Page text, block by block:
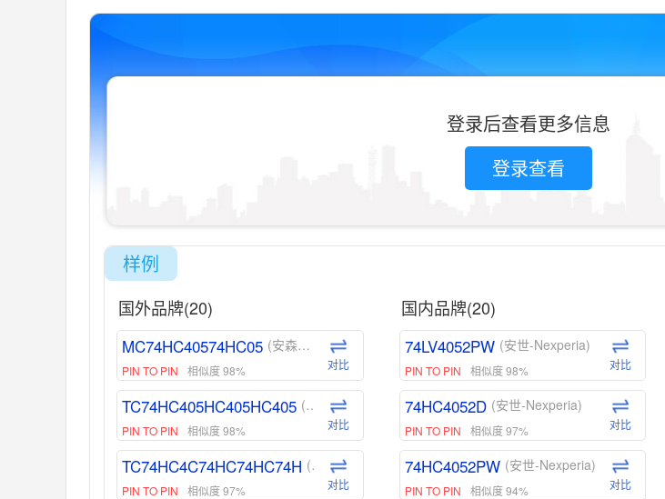
登录后查看更多信息
登录查看
样例
国外品牌(20)
MC74HC40574HC05 (安森美-ON)
PIN TO PIN 相似度 98% 对比
TC74HC405HC405HC405 (东芝-Toshiba)
PIN TO PIN 相似度 98% 对比
TC74HC4C74HC74HC74H (东芝-Toshiba)
PIN TO PIN 相似度 97% 对比
国内品牌(20)
74LV4052PW (安世-Nexperia)
PIN TO PIN 相似度 98% 对比
74HC4052D (安世-Nexperia)
PIN TO PIN 相似度 97% 对比
74HC4052PW (安世-Nexperia)
PIN TO PIN 相似度 94% 对比